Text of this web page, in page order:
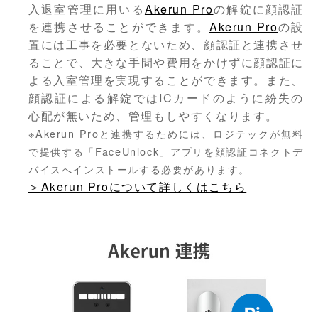
入退室管理に用いるAkerun Proの解錠に顔認証
を連携させることができます。 Akerun Proの設
置には工事を必要とないため、顔認証と連携させ
ることで、大きな手間や費用をかけずに顔認証に
よる入室管理を実現することができます。また、
顔認証による解錠ではICカードのように紛失の
心配が無いため、管理もしやすくなります。
※Akerun Proと連携するためには、ロジテックが無料
で提供する「FaceUnlock」アプリを顔認証コネクトデ
バイスへインストールする必要があります。
＞Akerun Proについて詳しくはこちら